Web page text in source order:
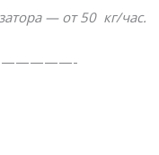
— от 50 кг/час.